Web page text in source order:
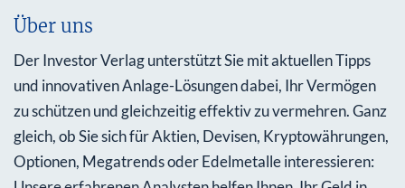
Über uns
Der Investor Verlag unterstützt Sie mit aktuellen Tipps
und innovativen Anlage-Lösungen dabei, Ihr Vermögen
zu schützen und gleichzeitig effektiv zu vermehren. Ganz
gleich, ob Sie sich für Aktien, Devisen, Kryptowährungen,
Optionen, Megatrends oder Edelmetalle interessieren: